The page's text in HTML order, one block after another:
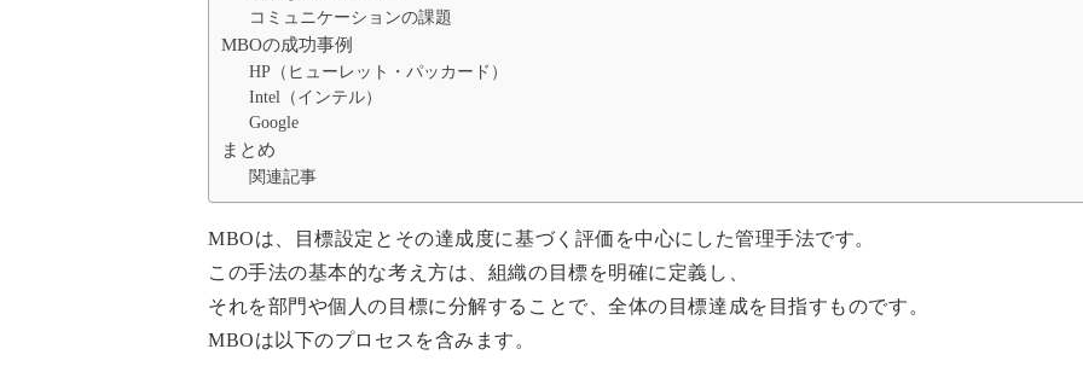
コミュニケーションの課題
MBOの成功事例
HP（ヒューレット・パッカード）
Intel（インテル）
Google
まとめ
関連記事
MBOは、目標設定とその達成度に基づく評価を中心にした管理手法です。
この手法の基本的な考え方は、組織の目標を明確に定義し、
それを部門や個人の目標に分解することで、全体の目標達成を目指すものです。
MBOは以下のプロセスを含みます。